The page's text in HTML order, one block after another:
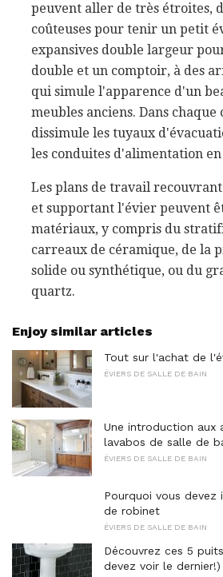
peuvent aller de très étroites,
coûteuses pour tenir un petit
expansives double largeur
double et un comptoir, à des
qui simule l'apparence d'un
meubles anciens. Dans
dissimule les tuyaux
les conduites d'alimentation
Les plans de travail
et supportant l'évier peuvent
matériaux, y compris du
carreaux de céramique, de la
solide ou synthétique, ou du
quartz.
Enjoy similar articles
Tout sur l'achat de
ÉVIERS DE SALLE DE BAIN
Une introduction aux
lavabos de salle de
ÉVIERS DE SALLE DE BAIN
Pourquoi vous devez
de robinet
ÉVIERS DE SALLE DE BAIN
Découvrez ces 5
devez voir le dernier!)